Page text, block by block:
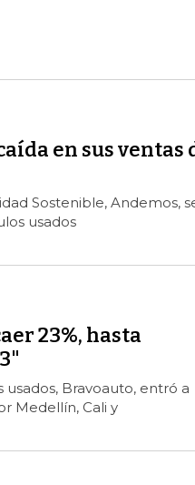
en sus ventas
Sostenible, Andemos,
usados
23%, hasta
Bravoauto, entró a
Medellín, Cali y